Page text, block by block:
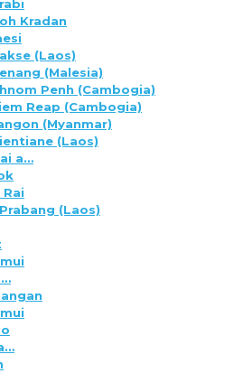
Kradan
(Laos)
(Malesia)
Penh (Cambogia)
Reap (Cambogia)
(Myanmar)
(Laos)
a…
Rai
(Laos)